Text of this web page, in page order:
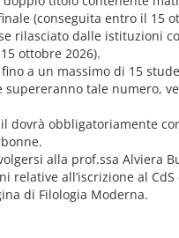
(conseguita entro il 15
rilasciato dalle istituzioni
ottobre 2026).
a un massimo di 15
supereranno tale numero,
dovrà obbligatoriamente
alla prof.ssa Alviera
relative all’iscrizione al
di Filologia Moderna.